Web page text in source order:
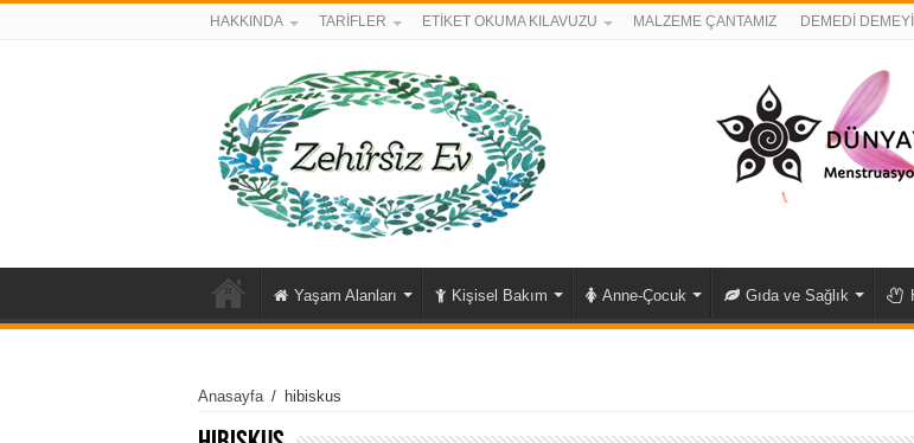
HAKKINDA TARİFLER ETİKET OKUMA KILAVUZU MALZEME ÇANTAMIZ DEMEDİ
Yaşam Alanları Kişisel Bakım Anne-Çocuk Gıda ve Sağlık
Anasayfa / hibiskus